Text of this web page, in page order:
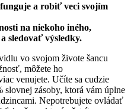
a robiť veci svojím
na niekoho iného,
sledovať výsledky.
vo svojom živote šancu
môžete ho
venujete. Učíte sa cudzie
slovnej zásoby, ktorá vám úplne
Nepotrebujete ovládať